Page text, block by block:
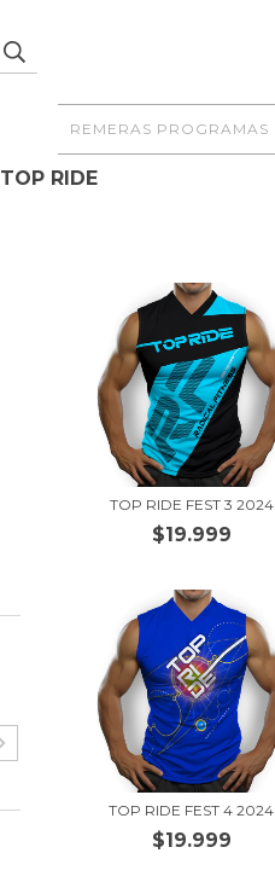
REMERAS PROGRAMAS
TOP RIDE
TOP RIDE FEST 3 2024
$19.999
TOP RIDE FEST 4 2024
$19.999